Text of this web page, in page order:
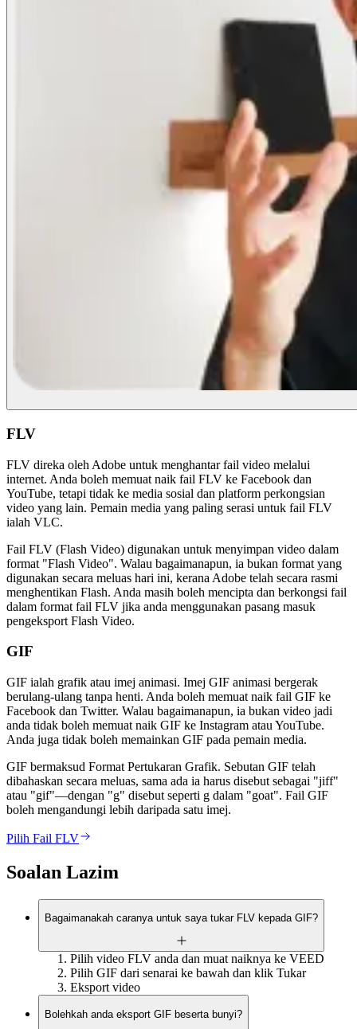
FLV
FLV direka oleh Adobe untuk menghantar fail video melalui
internet. Anda boleh memuat naik fail FLV ke Facebook dan
YouTube, tetapi tidak ke media sosial dan platform perkongsian
video yang lain. Pemain media yang paling serasi untuk fail FLV
ialah VLC.
Fail FLV (Flash Video) digunakan untuk menyimpan video dalam
format "Flash Video". Walau bagaimanapun, ia bukan format yang
digunakan secara meluas hari ini, kerana Adobe telah secara rasmi
menghentikan Flash. Anda masih boleh mencipta dan berkongsi fail
dalam format fail FLV jika anda menggunakan pasang masuk
pengeksport Flash Video.
GIF
GIF ialah grafik atau imej animasi. Imej GIF animasi bergerak
berulang-ulang tanpa henti. Anda boleh memuat naik fail GIF ke
Facebook dan Twitter. Walau bagaimanapun, ia bukan video jadi
anda tidak boleh memuat naik GIF ke Instagram atau YouTube.
Anda juga tidak boleh memainkan GIF pada pemain media.
GIF bermaksud Format Pertukaran Grafik. Sebutan GIF telah
dibahaskan secara meluas, sama ada ia harus disebut sebagai "jiff"
atau "gif"—dengan "g" disebut seperti g dalam "goat". Fail GIF
boleh mengandungi lebih daripada satu imej.
Pilih Fail FLV
Soalan Lazim
Bagaimanakah caranya untuk saya tukar FLV kepada GIF?
Pilih video FLV anda dan muat naiknya ke VEED
Pilih GIF dari senarai ke bawah dan klik Tukar
Eksport video
Bolehkah anda eksport GIF beserta bunyi?